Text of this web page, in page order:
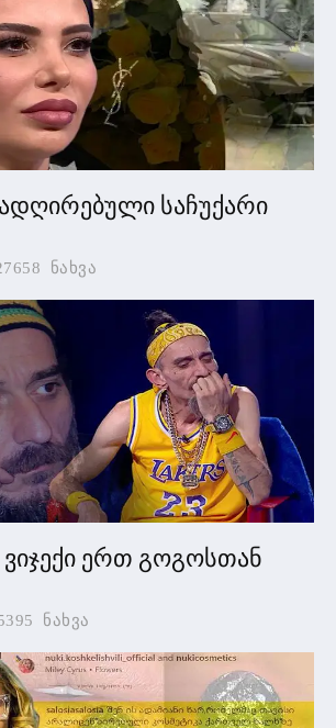
საჩუქარი
ნახვა
ვიჯექი ერთ გოგოსთან
ნახვა